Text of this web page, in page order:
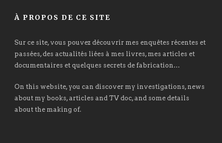
À PROPOS DE CE SITE
Sur ce site, vous pouvez découvrir mes enquêtes récentes et
passées, des actualités liées à mes livres, mes articles et
documentaires et quelques secrets de fabrication…
On this website, you can discover my investigations, news
about my books, articles and TV doc, and some details
about the making of.